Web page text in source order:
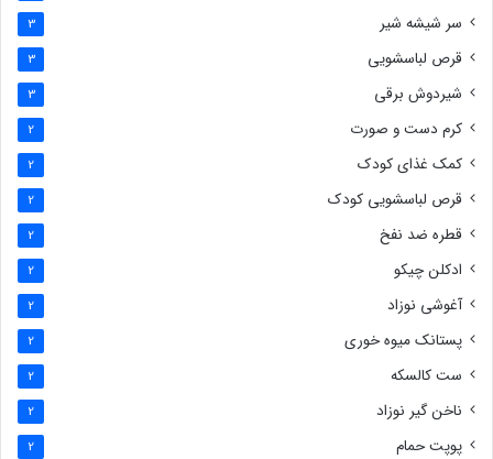
سر شیشه شیر 3
قرص لباسشویی 3
شیردوش برقی 3
کرم دست و صورت 2
کمک غذای کودک 2
قرص لباسشویی کودک 2
قطره ضد نفخ 2
ادکلن چیکو 2
آغوشی نوزاد 2
پستانک میوه خوری 2
ست کالسکه 2
ناخن گیر نوزاد 2
پوپت حمام 2